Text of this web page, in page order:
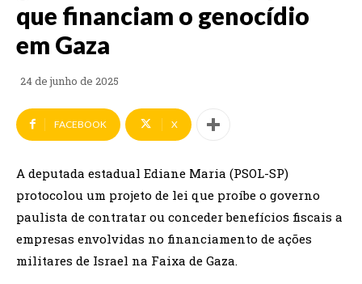
que financiam o genocídio
em Gaza
24 de junho de 2025
FACEBOOK X
A deputada estadual Ediane Maria (PSOL-SP)
protocolou um projeto de lei que proíbe o governo
paulista de contratar ou conceder benefícios fiscais a
empresas envolvidas no financiamento de ações
militares de Israel na Faixa de Gaza.